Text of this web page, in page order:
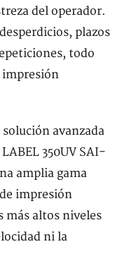
del operador.
plazos
todo
impresión
avanzada
350UV SAI-
amplia gama
impresión
más altos niveles
ni la